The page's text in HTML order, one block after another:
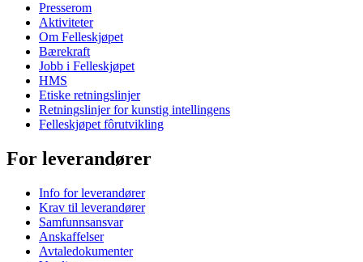
Presserom
Aktiviteter
Om Felleskjøpet
Bærekraft
Jobb i Felleskjøpet
HMS
Etiske retningslinjer
Retningslinjer for kunstig intellingens
Felleskjøpet fôrutvikling
For leverandører
Info for leverandører
Krav til leverandører
Samfunnsansvar
Anskaffelser
Avtaledokumenter